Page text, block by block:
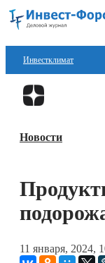
Инвестклимат
Финансы
Блокчейн
Технологии
Книги
Новости
11 января, 2024,